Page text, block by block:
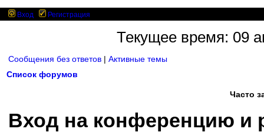
Вход Регистрация
Текущее время: 09
Сообщения без ответов | Активные темы
Список форумов
Часто
Вход на конференцию и